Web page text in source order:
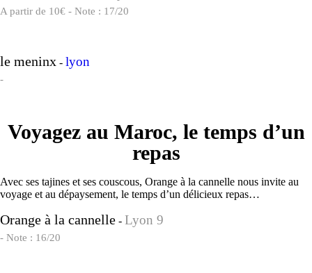
A partir de 10€ - Note : 17/20
le meninx - lyon
-
Voyagez au Maroc, le temps d’un
repas
Avec ses tajines et ses couscous, Orange à la cannelle nous invite au
voyage et au dépaysement, le temps d’un délicieux repas…
Orange à la cannelle - Lyon 9
- Note : 16/20